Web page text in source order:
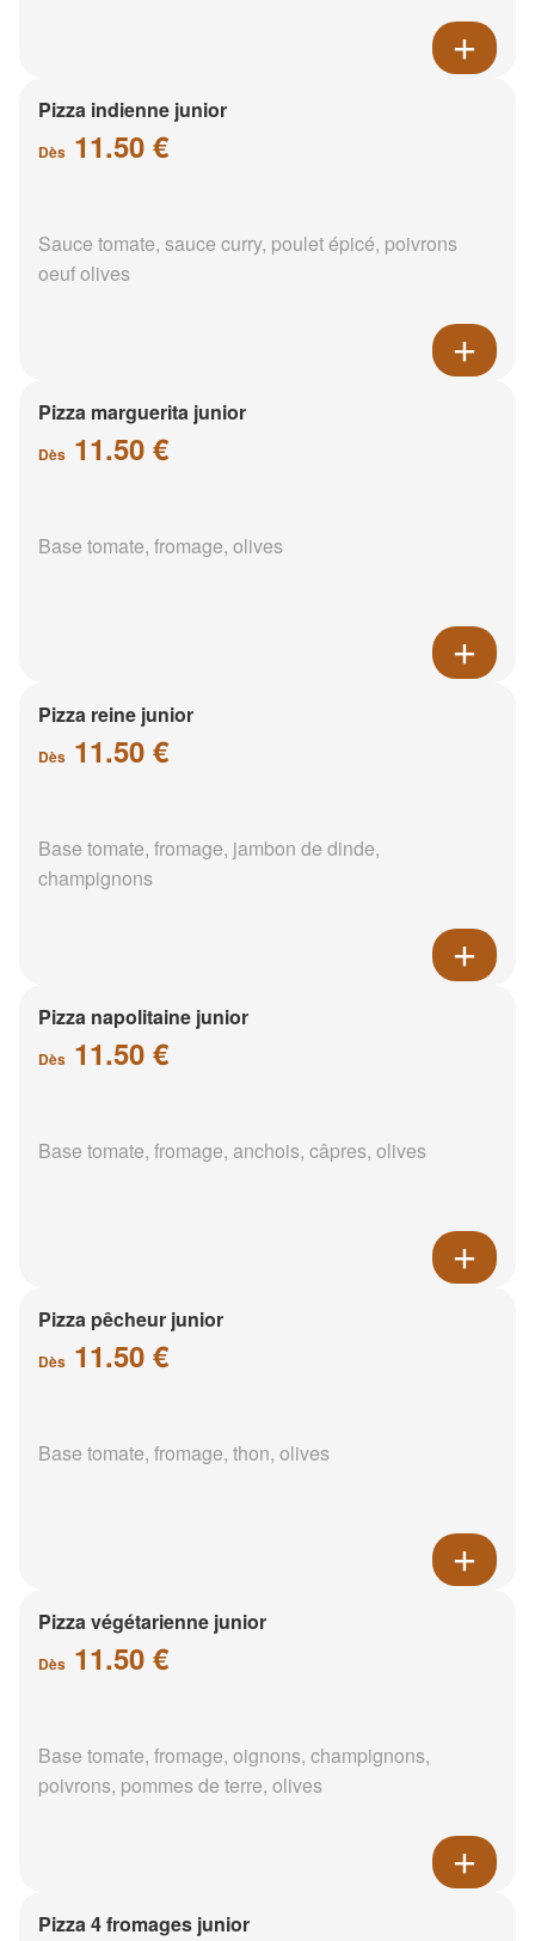
Pizza indienne junior
Dès 11.50 €
Sauce tomate, sauce curry, poulet épicé, poivrons
oeuf olives
Pizza marguerita junior
Dès 11.50 €
Base tomate, fromage, olives
Pizza reine junior
Dès 11.50 €
Base tomate, fromage, jambon de dinde,
champignons
Pizza napolitaine junior
Dès 11.50 €
Base tomate, fromage, anchois, câpres, olives
Pizza pêcheur junior
Dès 11.50 €
Base tomate, fromage, thon, olives
Pizza végétarienne junior
Dès 11.50 €
Base tomate, fromage, oignons, champignons,
poivrons, pommes de terre, olives
Pizza 4 fromages junior